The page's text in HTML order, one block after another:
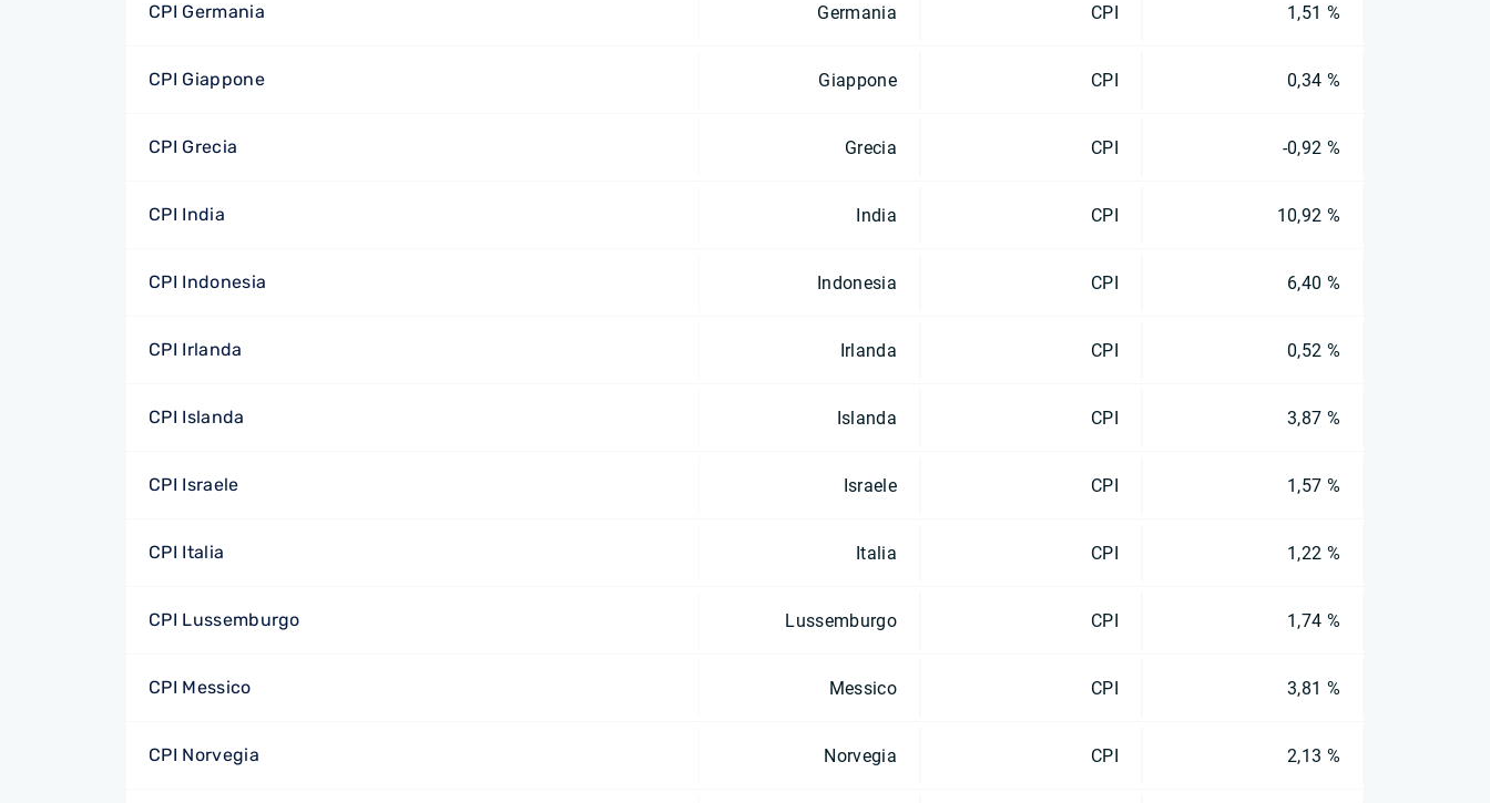
CPI Germania Germania CPI 1,51 %
CPI Giappone Giappone CPI 0,34 %
CPI Grecia Grecia CPI -0,92 %
CPI India India CPI 10,92 %
CPI Indonesia Indonesia CPI 6,40 %
CPI Irlanda Irlanda CPI 0,52 %
CPI Islanda Islanda CPI 3,87 %
CPI Israele Israele CPI 1,57 %
CPI Italia Italia CPI 1,22 %
CPI Lussemburgo Lussemburgo CPI 1,74 %
CPI Messico Messico CPI 3,81 %
CPI Norvegia Norvegia CPI 2,13 %